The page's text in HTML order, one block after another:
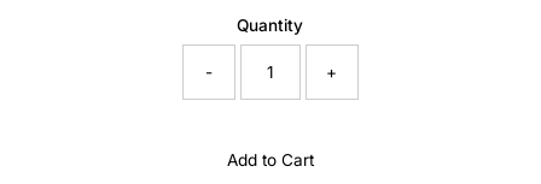
Quantity
- +
Add to Cart